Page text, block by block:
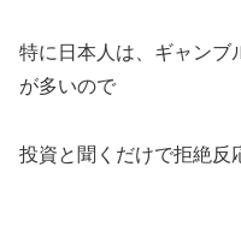
特に日本人は、ギャンブ
が多いので
投資と聞くだけで拒絶反